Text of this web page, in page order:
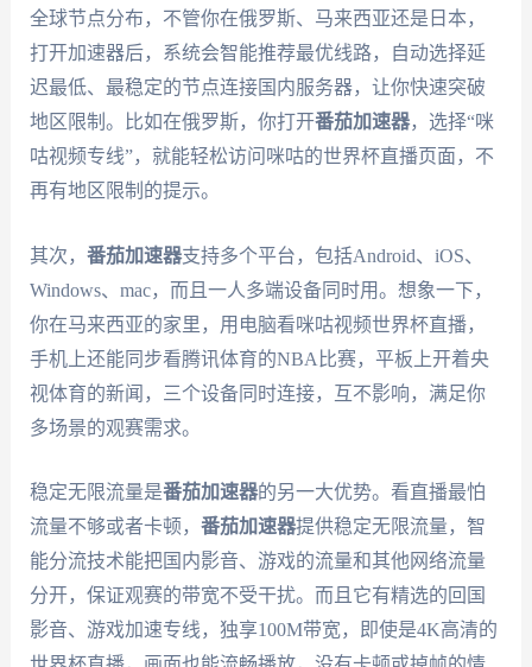
全球节点分布，不管你在俄罗斯、马来西亚还是日本，
打开加速器后，系统会智能推荐最优线路，自动选择延
迟最低、最稳定的节点连接国内服务器，让你快速突破
地区限制。比如在俄罗斯，你打开番茄加速器，选择“咪
咕视频专线”，就能轻松访问咪咕的世界杯直播页面，不
再有地区限制的提示。
其次， 番茄加速器支持多个平台，包括Android、iOS、
Windows、mac，而且一人多端设备同时用。想象一下，
你在马来西亚的家里，用电脑看咪咕视频世界杯直播，
手机上还能同步看腾讯体育的NBA比赛，平板上开着央
视体育的新闻，三个设备同时连接，互不影响，满足你
多场景的观赛需求。
稳定无限流量是番茄加速器的另一大优势。看直播最怕
流量不够或者卡顿， 番茄加速器提供稳定无限流量，智
能分流技术能把国内影音、游戏的流量和其他网络流量
分开，保证观赛的带宽不受干扰。而且它有精选的回国
影音、游戏加速专线，独享100M带宽，即使是4K高清的